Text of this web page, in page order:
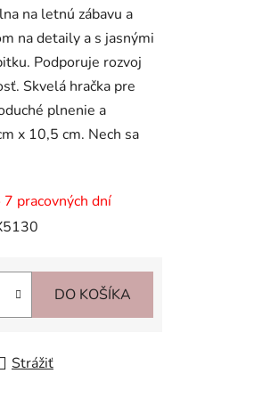
na letnú zábavu a
na detaily a s jasnými
Podporuje rozvoj
Skvelá hračka pre
plnenie a
x 10,5 cm. Nech sa
7 pracovných dní
DO KOŠÍKA
Strážiť